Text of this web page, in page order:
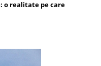
o realitate pe care